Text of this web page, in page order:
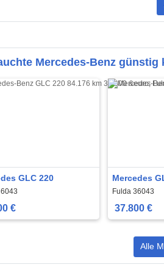
Mercedes-Benz günstig
GLC 220
€
Mercedes
Fulda 36043
37.800 €
Alle